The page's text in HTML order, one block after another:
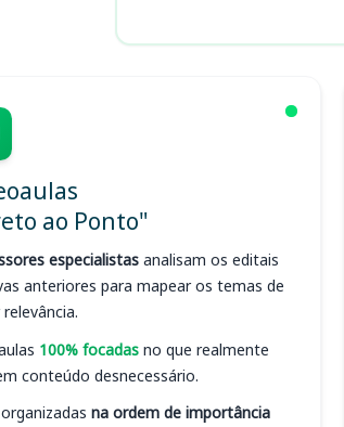
ao Ponto"
especialistas analisam os editais
anteriores para mapear os temas de
100% focadas no que realmente
conteúdo desnecessário.
na ordem de importância